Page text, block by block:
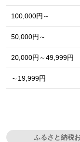
100,000円～
50,000円～
20,000円～49,999円
～19,999円
ふるさと納税